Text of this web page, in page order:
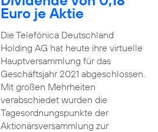
Euro je Aktie
Die Telefónica Deutschland
Holding AG hat heute ihre virtuelle
Hauptversammlung für das
Geschäftsjahr 2021 abgeschlossen.
Mit großen Mehrheiten
verabschiedet wurden die
Tagesordnungspunkte der
Aktionärsversammlung zur